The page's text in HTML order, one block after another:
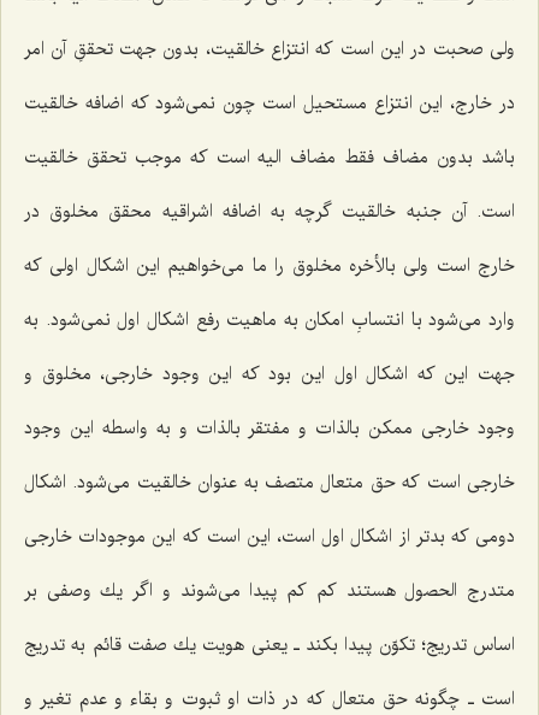
ولى صحبت در این است كه انتزاع خالقیت، بدون جهت تحققِ آن امر
در خارج، این انتزاع مستحیل است چون نمى‌شود كه اضافه خالقیت
باشد بدون مضاف فقط مضاف الیه است كه موجب تحقق خالقیت
است. آن جنبه خالقیت گرچه به اضافه اشراقیه محقق مخلوق در
خارج است ولى بالأخره مخلوق را ما مى‌خواهیم این اشكال اولى كه
وارد مى‌شود با انتسابِ امكان به ماهیت رفع اشكال اول نمى‌شود. به
جهت این كه اشكال اول این بود كه این وجود خارجى، مخلوق و
وجود خارجى ممكن بالذات و مفتقر بالذات و به واسطه این وجود
خارجى است كه حق متعال متصف به عنوان خالقیت مى‌شود. اشكال
دومى كه بدتر از اشكال اول است، این است كه این موجودات خارجى
متدرج الحصول هستند كم كم پیدا مى‌شوند و اگر یك وصفى بر
اساس تدریج؛ تكوّن پیدا بكند ـ یعنى هویت یك صفت قائم به تدریج
است ـ چگونه حق متعال كه در ذات او ثبوت و بقاء و عدم تغیر و